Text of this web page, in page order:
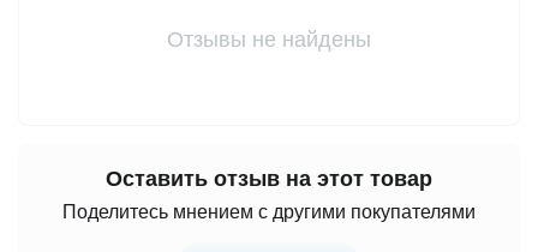
Отзывы не найдены
Оставить отзыв на этот товар
Поделитесь мнением с другими покупателями